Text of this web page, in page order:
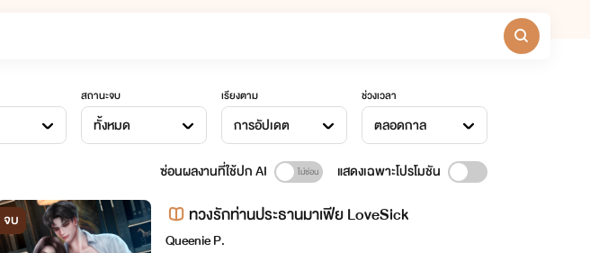
สถานะจบ
ทั้งหมด
เรียงตาม
การอัปเดต
ช่วงเวลา
ตลอดกาล
ซ่อนผลงานที่ใช้ปก AI แสดงเฉพาะโปรโมชัน
จบ ทวงรักท่านประธานมาเฟีย LoveSick
Queenie P.